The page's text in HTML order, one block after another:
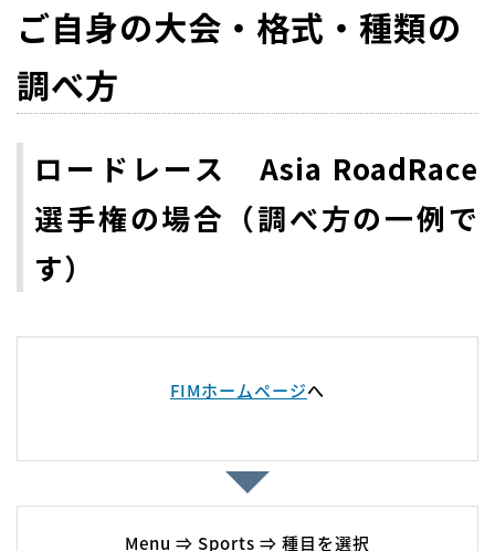
ご自身の大会・格式・種類の
調べ方
ロードレース Asia RoadRace
選手権の場合（調べ方の一例で
す）
FIMホームページへ
Menu ⇒ Sports ⇒ 種⽬を選択